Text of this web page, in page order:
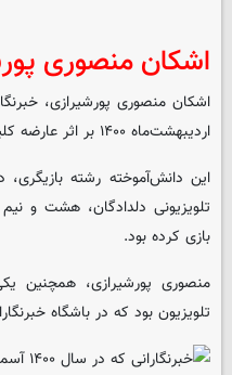
اشکان منصوری
اشکان منصوری پورشیرازی،
اردیبهشت‌ماه ۱۴۰۰ بر اثر عارضه کلیوی، درگذشت.
این دانش‌آموخته رشته
تلویزیونی دلدادگان، هشت و
بازی کرده بود.
منصوری پورشیرازی، همچنین
تلویزیون بود که در باشگاه